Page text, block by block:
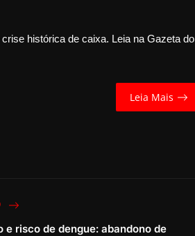
histórica de caixa. Leia na Gazeta do
Leia Mais
e risco de dengue: abandono de